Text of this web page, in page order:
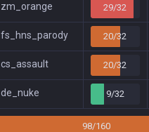
zm_orange 29/32
fs_hns_parody 20/32
cs_assault 20/32
de_nuke 9/32
98/160